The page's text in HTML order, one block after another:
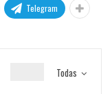
Telegram
Todas